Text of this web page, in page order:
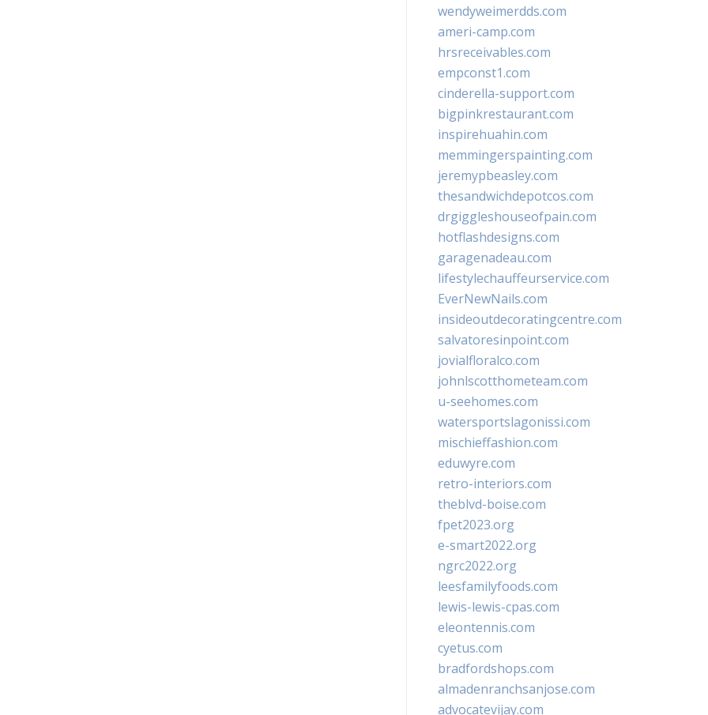
wendyweimerdds.com
ameri-camp.com
hrsreceivables.com
empconst1.com
cinderella-support.com
bigpinkrestaurant.com
inspirehuahin.com
memmingerspainting.com
jeremypbeasley.com
thesandwichdepotcos.com
drgiggleshouseofpain.com
hotflashdesigns.com
garagenadeau.com
lifestylechauffeurservice.com
EverNewNails.com
insideoutdecoratingcentre.com
salvatoresinpoint.com
jovialfloralco.com
johnlscotthometeam.com
u-seehomes.com
watersportslagonissi.com
mischieffashion.com
eduwyre.com
retro-interiors.com
theblvd-boise.com
fpet2023.org
e-smart2022.org
ngrc2022.org
leesfamilyfoods.com
lewis-lewis-cpas.com
eleontennis.com
cyetus.com
bradfordshops.com
almadenranchsanjose.com
advocatevijay.com